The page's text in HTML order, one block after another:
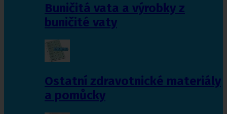
Buničitá vata a výrobky z
buničité vaty
Ostatní zdravotnické materiály
a pomůcky